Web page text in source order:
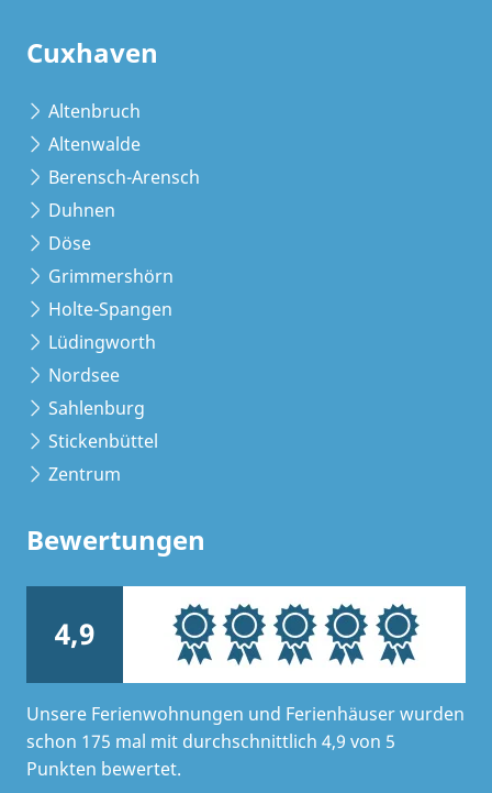
Cuxhaven
Altenbruch
Altenwalde
Berensch-Arensch
Duhnen
Döse
Grimmershörn
Holte-Spangen
Lüdingworth
Nordsee
Sahlenburg
Stickenbüttel
Zentrum
Bewertungen
4,9
Unsere Ferienwohnungen und Ferienhäuser wurden
schon 175 mal mit durchschnittlich 4,9 von 5
Punkten bewertet.